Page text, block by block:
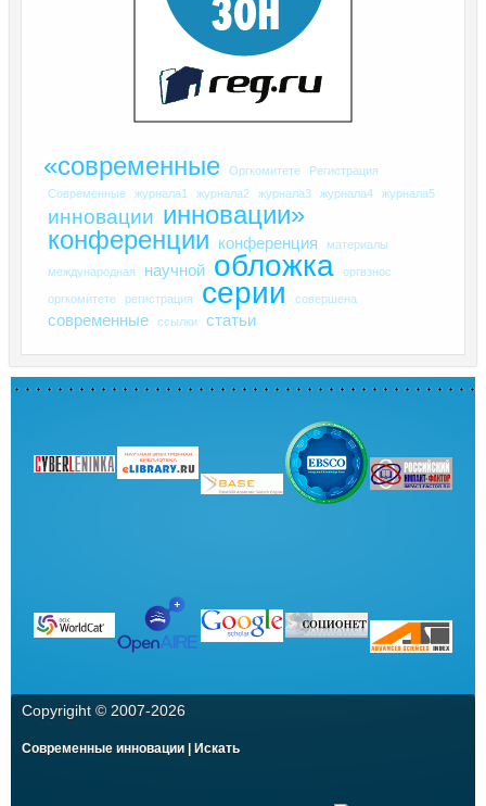
«современные Оргкомитете
Регистрация
Современные
журнала1 журнала2 журнала3 журнала4 журнала5
инновации инновации»
конференции
конференция материалы
международная научной обложка оргвзнос
оргкомитете регистрация серии совершена
современные ссылки статьи
Copyrigiht © 2007-2026
Современные инновации | Искать